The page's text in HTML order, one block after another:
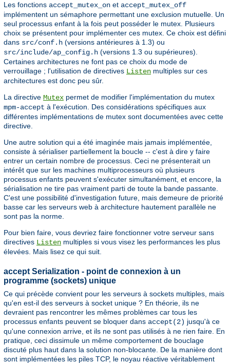
Les fonctions accept_mutex_on et accept_mutex_off
implémentent un sémaphore permettant une exclusion mutuelle. Un
seul processus enfant à la fois peut posséder le mutex. Plusieurs
choix se présentent pour implémenter ces mutex. Ce choix est défini
dans src/conf.h (versions antérieures à 1.3) ou
src/include/ap_config.h (versions 1.3 ou supérieures).
Certaines architectures ne font pas ce choix du mode de
verrouillage ; l'utilisation de directives Listen multiples sur ces
architectures est donc peu sûr.
La directive Mutex permet de modifier l'implémentation du mutex
mpm-accept à l'exécution. Des considérations spécifiques aux
différentes implémentations de mutex sont documentées avec cette
directive.
Une autre solution qui a été imaginée mais jamais implémentée,
consiste à sérialiser partiellement la boucle -- c'est à dire y faire
entrer un certain nombre de processus. Ceci ne présenterait un
intérêt que sur les machines multiprocesseurs où plusieurs
processus enfants peuvent s'exécuter simultanément, et encore, la
sérialisation ne tire pas vraiment parti de toute la bande passante.
C'est une possibilité d'investigation future, mais demeure de priorité
basse car les serveurs web à architecture hautement parallèle ne
sont pas la norme.
Pour bien faire, vous devriez faire fonctionner votre serveur sans
directives Listen multiples si vous visez les performances les plus
élevées. Mais lisez ce qui suit.
accept Serialization - point de connexion à un
programme (sockets) unique
Ce qui précède convient pour les serveurs à sockets multiples, mais
qu'en est-il des serveurs à socket unique ? En théorie, ils ne
devraient pas rencontrer les mêmes problèmes car tous les
processus enfants peuvent se bloquer dans accept(2) jusqu'à ce
qu'une connexion arrive, et ils ne sont pas utilisés à ne rien faire. En
pratique, ceci dissimule un même comportement de bouclage
discuté plus haut dans la solution non-blocante. De la manière dont
sont implémentées les piles TCP, le noyau réactive véritablement